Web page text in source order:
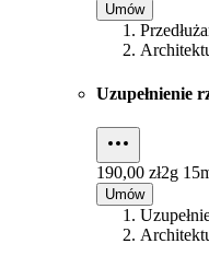
Umów
Uzupełnienie
190,00 zł2g
Umów